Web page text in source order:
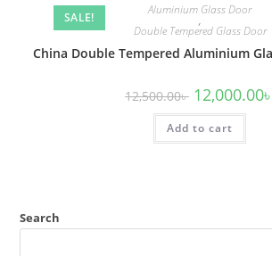
SALE!
Aluminium Glass Door
,
Double Tempered Glass Door
China Double Tempered Aluminium
12,500.00৳ Original
price
was:
12,500.00৳ .
12,000.00৳
Add to cart
Search